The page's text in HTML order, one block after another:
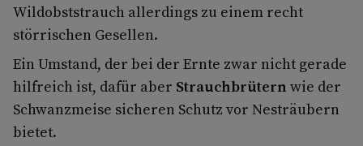
Wildobststrauch allerdings zu einem recht
störrischen Gesellen.
Ein Umstand, der bei der Ernte zwar nicht gerade
hilfreich ist, dafür aber Strauchbrütern wie der
Schwanzmeise sicheren Schutz vor Nesträubern
bietet.